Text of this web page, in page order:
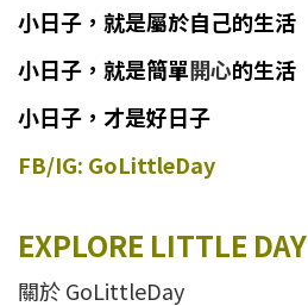
小日子 ， 就是屬於自己的生活
小日子 ， 就是簡單開心的生活
小日子，才是好日子
FB/IG: GoLittleDay
EXPLORE LITTLE DAY
關於 GoLittleDay